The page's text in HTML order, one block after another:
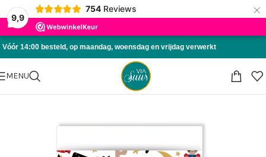
9,9
754 Reviews ×
Skip to navigation
Skip to main content
Vóór 14:00 besteld, op maandag, woensdag en vrijdag verwerkt
MENU